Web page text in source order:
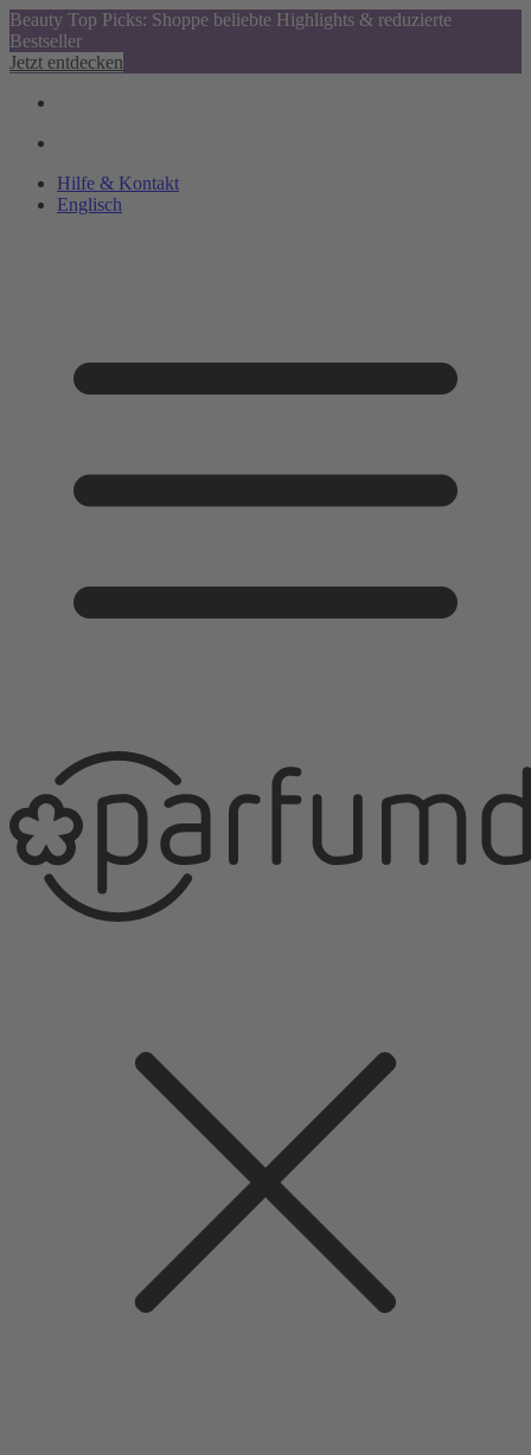
Beauty Top Picks: Shoppe beliebte Highlights & reduzierte
Bestseller
Jetzt entdecken
Hilfe & Kontakt
Englisch